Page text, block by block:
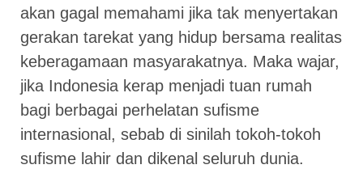
akan gagal memahami jika tak menyertakan
gerakan tarekat yang hidup bersama realitas
keberagamaan masyarakatnya. Maka wajar,
jika Indonesia kerap menjadi tuan rumah
bagi berbagai perhelatan sufisme
internasional, sebab di sinilah tokoh-tokoh
sufisme lahir dan dikenal seluruh dunia.